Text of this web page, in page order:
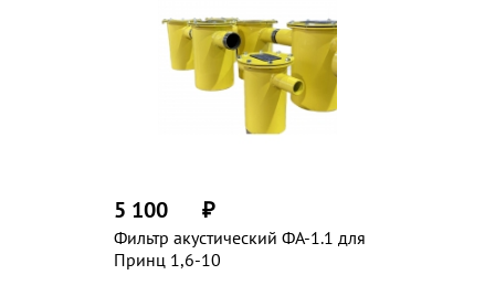
Фильтр акустический ФА-1.1 для
Принц 1,6-10
5 100 ₽